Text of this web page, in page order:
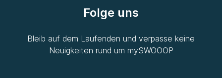
Folge uns
Bleib auf dem Laufenden und verpasse keine
Neuigkeiten rund um mySWOOOP